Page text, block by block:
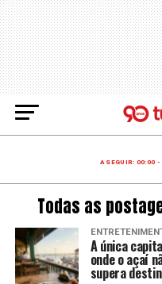
A SEGUIR: 00:00 -
Todas as
A única
onde o açaí
supera